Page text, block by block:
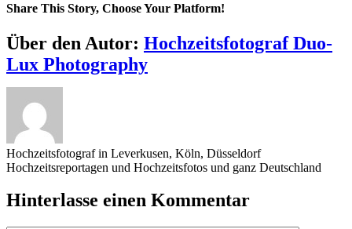
Share This Story, Choose Your Platform!
Sharing_facebook
Sharing_twitter
Sharing_reddit
Über den Autor: Hochzeitsfotograf Duo-
Lux Photography
Hochzeitsfotograf in Leverkusen, Köln, Düsseldorf
Hochzeitsreportagen und Hochzeitsfotos und ganz Deutschland
Hinterlasse einen Kommentar